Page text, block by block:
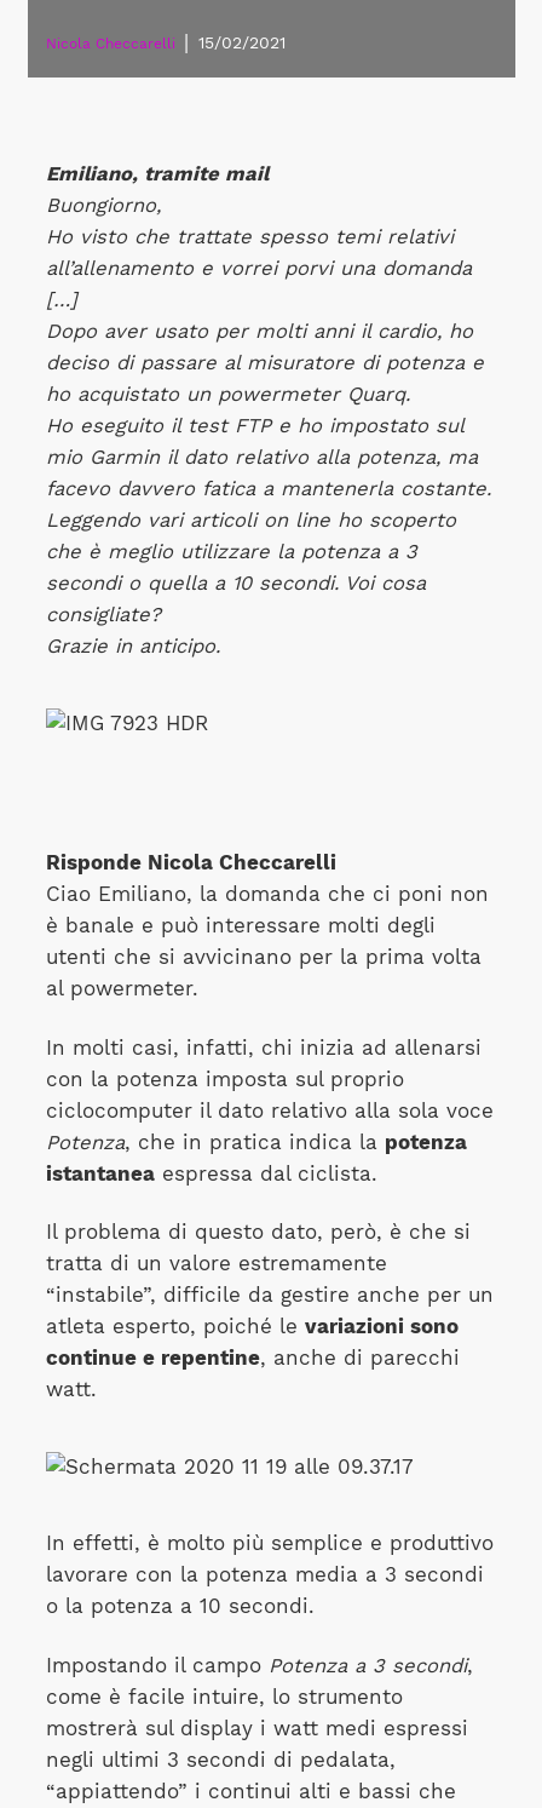
Nicola Checcarelli 15/02/2021
Emiliano, tramite mail
Buongiorno,
Ho visto che trattate spesso temi relativi
all’allenamento e vorrei porvi una domanda
[…]
Dopo aver usato per molti anni il cardio, ho
deciso di passare al misuratore di potenza e
ho acquistato un powermeter Quarq.
Ho eseguito il test FTP e ho impostato sul
mio Garmin il dato relativo alla potenza, ma
facevo davvero fatica a mantenerla costante.
Leggendo vari articoli on line ho scoperto
che è meglio utilizzare la potenza a 3
secondi o quella a 10 secondi. Voi cosa
consigliate?
Grazie in anticipo.
Risponde Nicola Checcarelli
Ciao Emiliano, la domanda che ci poni non
è banale e può interessare molti degli
utenti che si avvicinano per la prima volta
al powermeter.
In molti casi, infatti, chi inizia ad allenarsi
con la potenza imposta sul proprio
ciclocomputer il dato relativo alla sola voce
Potenza, che in pratica indica la potenza
istantaneaespressa dal ciclista.
Il problema di questo dato, però, è che si
tratta di un valore estremamente
“instabile”, difficile da gestire anche per un
atleta esperto, poiché le variazioni sono
continue e repentine, anche di parecchi
watt.
In effetti, è molto più semplice e produttivo
lavorare con la potenza media a 3 secondi
o la potenza a 10 secondi.
Impostando il campoPotenza a 3 secondi,
come è facile intuire, lo strumento
mostrerà sul display i watt medi espressi
negli ultimi 3 secondi di pedalata,
“appiattendo” i continui alti e bassi che